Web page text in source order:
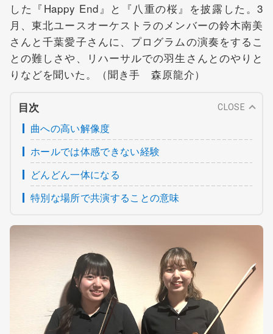
した『Happy End』と『八重の桜』を披露した。3
月、東北ユースオーケストラのメンバーの鈴木南美
さんと千葉愛子さんに、プログラムの演奏をするこ
との難しさや、リハーサルでの羽生さんとのやりと
りなどを聞いた。（聞き手 森原龍介）
目次 CLOSE
曲への高い解像度
ホールでは体感できない経験
どんどん一体になる
特別な場所で共演することの意味